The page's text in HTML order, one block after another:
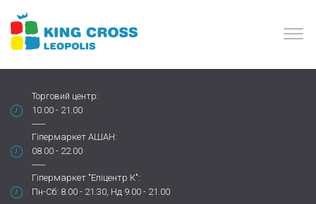
Торговий центр:
10.00 - 21.00
Гіпермаркет АШАН:
08.00 - 22.00
Гіпермаркет "Епіцентр К":
Пн-Сб: 8.00 - 21.30, Нд 9.00 - 21.00